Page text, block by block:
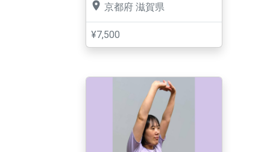
京都府 滋賀県
¥7,500